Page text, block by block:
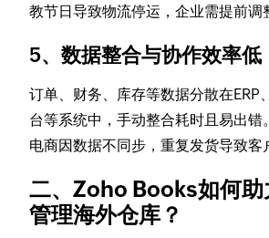
教节日导致物流停运，企业需提前调
5、数据整合与协作效率低
订单、财务、库存等数据分散在ERP
台等系统中，手动整合耗时且易出错
电商因数据不同步，重复发货导致客
二、Zoho Books如何助
管理海外仓库？